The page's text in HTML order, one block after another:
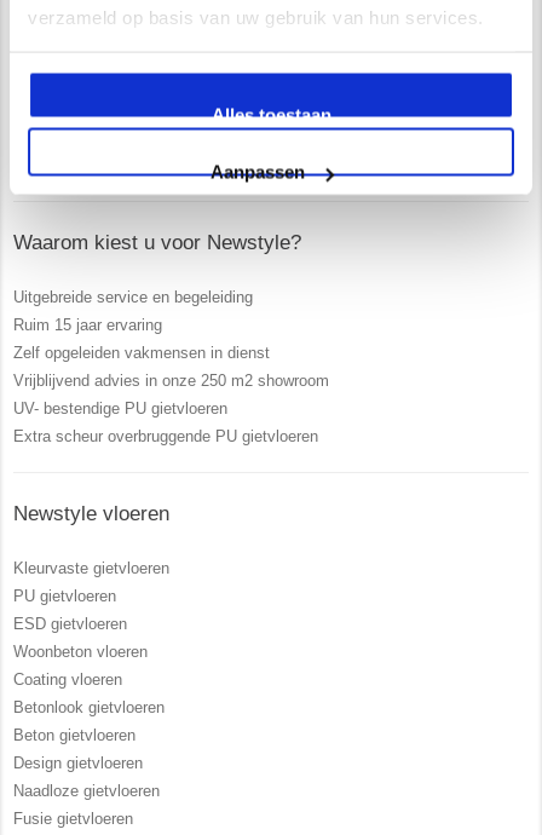
verzameld op basis van uw gebruik van hun services.
Alles toestaan
Aanpassen
Showroom
Waarom kiest u voor Newstyle?
Uitgebreide service en begeleiding
Ruim 15 jaar ervaring
Zelf opgeleiden vakmensen in dienst
Vrijblijvend advies in onze 250 m2 showroom
UV- bestendige PU gietvloeren
Extra scheur overbruggende PU gietvloeren
Newstyle vloeren
Kleurvaste gietvloeren
PU gietvloeren
ESD gietvloeren
Woonbeton vloeren
Coating vloeren
Betonlook gietvloeren
Beton gietvloeren
Design gietvloeren
Naadloze gietvloeren
Fusie gietvloeren